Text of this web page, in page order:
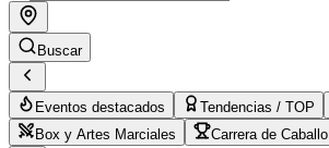
Buscar
Eventos destacados Tendencias / TOP
Box y Artes Marciales
Carrera de Caballo